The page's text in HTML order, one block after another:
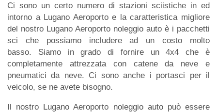
Ci sono un certo numero di stazioni sciistiche in ed
intorno a Lugano Aeroporto e la caratteristica migliore
del nostro Lugano Aeroporto noleggio auto è i pacchetti
sci che possiamo includere ad un costo molto
basso. Siamo in grado di fornire un 4x4 che è
completamente attrezzata con catene da neve e
pneumatici da neve. Ci sono anche i portasci per il
veicolo, se ne avete bisogno.
Il nostro Lugano Aeroporto noleggio auto può essere